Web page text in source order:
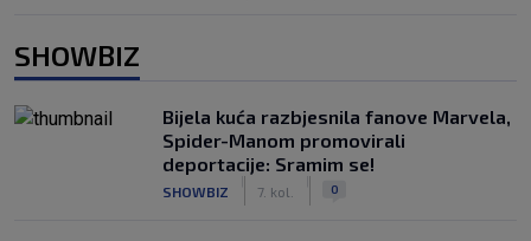
SHOWBIZ
Bijela kuća razbjesnila fanove Marvela,
Spider-Manom promovirali
deportacije: Sramim se!
SHOWBIZ 7. kol. 0